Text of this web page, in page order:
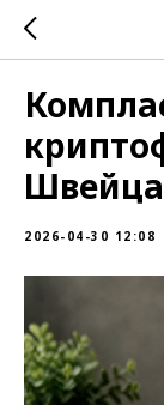
2026-04-30 12:08